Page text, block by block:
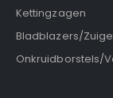
Kettingzagen
Bladblazers/
Onkruidborstels/